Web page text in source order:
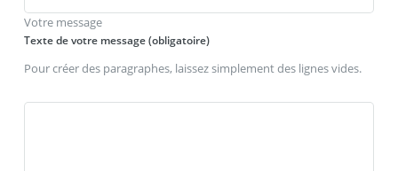
Votre message
Texte de votre message (obligatoire)
Pour créer des paragraphes, laissez simplement des lignes vides.